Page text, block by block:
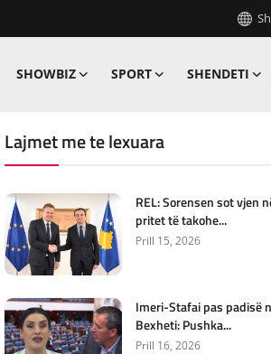
SHOWBIZ SPORT SHENDETI
Lajmet me te lexuara
REL: Sorensen sot vjen
pritet të takohe...
Prill 15, 2026
Imeri-Stafai pas padisë
Bexheti: Pushka...
Prill 16, 2026